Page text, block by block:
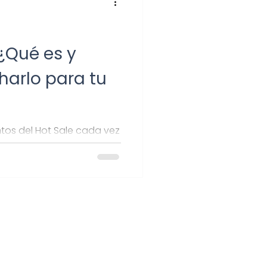
es y
para tu
del Hot Sale cada vez
tienes un negocio y te
blog.